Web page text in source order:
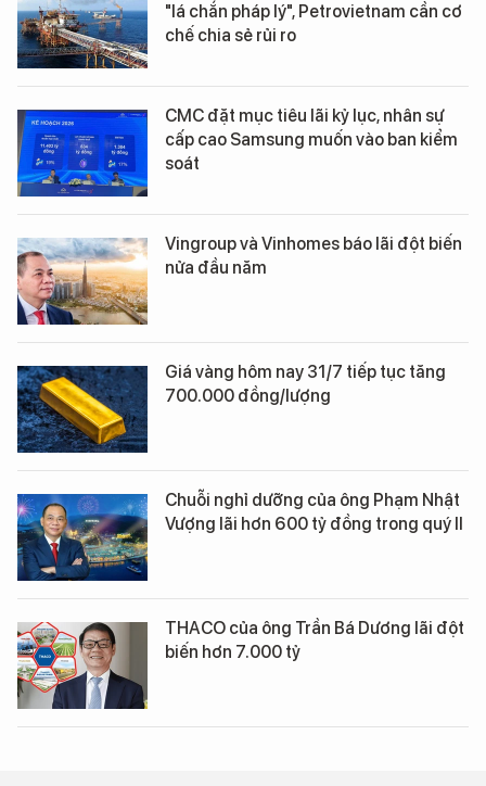
"lá chắn pháp lý", Petrovietnam cần cơ
chế chia sẻ rủi ro
CMC đặt mục tiêu lãi kỷ lục, nhân sự
cấp cao Samsung muốn vào ban kiểm
soát
Vingroup và Vinhomes báo lãi đột biến
nửa đầu năm
Giá vàng hôm nay 31/7 tiếp tục tăng
700.000 đồng/lượng
Chuỗi nghỉ dưỡng của ông Phạm Nhật
Vượng lãi hơn 600 tỷ đồng trong quý II
THACO của ông Trần Bá Dương lãi đột
biến hơn 7.000 tỷ